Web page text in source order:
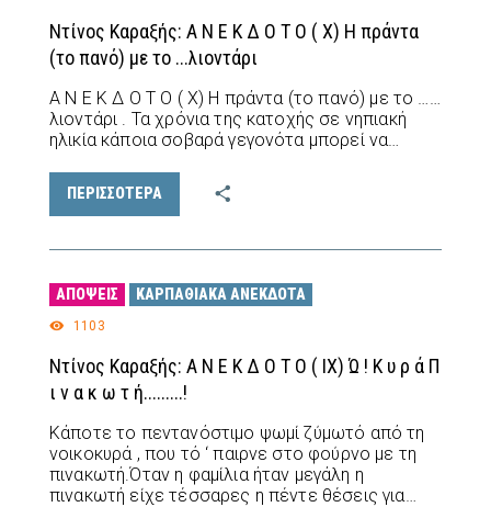
Ντίνος Καραξής: Α Ν Ε Κ Δ Ο Τ Ο ( X) Η πράντα
(το πανό) με το ...λιοντάρι
Α Ν Ε Κ Δ Ο Τ Ο ( X) Η πράντα (το πανό) με το ……
λιοντάρι . Τα χρόνια της κατοχής σε νηπιακή
ηλικία κάποια σοβαρά γεγονότα μπορεί να…
ΠΕΡΙΣΣΟΤΕΡΑ
ΑΠΌΨΕΙΣ ΚΑΡΠΑΘΙΑΚΆ ΑΝΈΚΔΟΤΑ
1103
Ντίνος Καραξής: Α Ν Ε Κ Δ Ο Τ Ο ( IX) Ώ ! Κ υ ρ ά Π
ι ν α κ ω τ ή.........!
Κάποτε το πεντανόστιμο ψωμί ζύμωτό από τη
νοικοκυρά , που τό ‘ παιρνε στο φούρνο με τη
πινακωτή.Όταν η φαμίλια ήταν μεγάλη η
πινακωτή είχε τέσσαρες η πέντε θέσεις για…